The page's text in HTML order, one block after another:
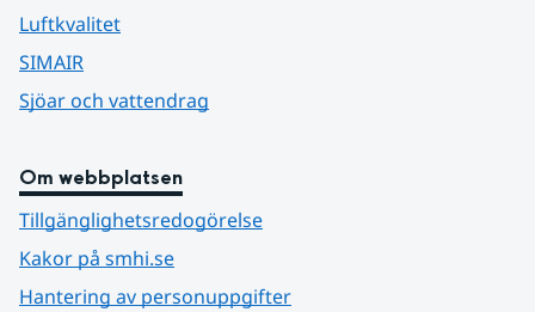
Luftkvalitet
SIMAIR
Sjöar och vattendrag
Om webbplatsen
Tillgänglighetsredogörelse
Kakor på smhi.se
Hantering av personuppgifter